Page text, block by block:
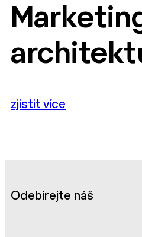
zjistit více
Odebírejte náš